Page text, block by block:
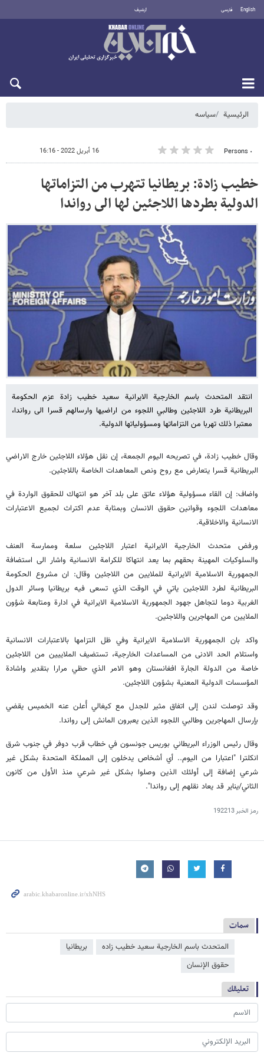
English فارسی أرشيف
الرئيسية سیاسه
٠ Persons 16 أبريل 2022 - 16:16
خطيب زادة: بريطانيا تتهرب من التزاماتها
الدولية بطردها اللاجئين لها الى رواندا
انتقد المتحدث باسم الخارجية الايرانية سعيد خطيب زادة عزم الحكومة
البريطانية طرد اللاجئين وطالبي اللجوء من اراضيها وارسالهم قسرا الى رواندا،
معتبرا ذلك تهربا من التزاماتها ومسؤولياتها الدولية.
وقال خطيب زادة، في تصريحه اليوم الجمعة، إن نقل هؤلاء اللاجئين خارج الاراضي
البريطانية قسرا يتعارض مع روح ونص المعاهدات الخاصة باللاجئين.
واضاف: إن القاء مسؤولية هؤلاء عاتق على بلد آخر هو انتهاك للحقوق الواردة في
معاهدات اللجوء وقوانين حقوق الانسان وبمثابة عدم اكتراث لجميع الاعتبارات
الانسانية والاخلاقية.
ورفض متحدث الخارجية الايرانية اعتبار اللاجئين سلعة وممارسة العنف
والسلوكيات المهينة بحقهم بما يعد انتهاكا للكرامة الانسانية واشار الى استضافة
الجمهورية الاسلامية الايرانية للملايين من اللاجئين وقال: ان مشروع الحكومة
البريطانية لطرد اللاجئين ياتي في الوقت الذي تسعى فيه بريطانيا وسائر الدول
الغربية دوما لتجاهل جهود الجمهورية الاسلامية الايرانية في ادارة ومتابعة شؤون
الملايين من المهاجرين واللاجئين.
واكد بان الجمهورية الاسلامية الايرانية وفي ظل التزامها بالاعتبارات الانسانية
واستلام الحد الادنى من المساعدات الخارجية، تستضيف الملاييين من اللاجئين
خاصة من الدولة الجارة افغانستان وهو الامر الذي حظي مرارا بتقدير واشادة
المؤسسات الدولية المعنية بشؤون اللاجئين.
وقد توصلت لندن إلى اتفاق مثير للجدل مع كيغالي أُعلن عنه الخميس يقضي
بإرسال المهاجرين وطالبي اللجوء الذين يعبرون المانش إلى رواندا.
وقال رئيس الوزراء البريطاني بوريس جونسون في خطاب قرب دوفر في جنوب شرق
انكلترا "اعتبارا من اليوم.. أي أشخاص يدخلون إلى المملكة المتحدة بشكل غير
شرعي إضافة إلى أولئك الذين وصلوا بشكل غير شرعي منذ الأول من كانون
الثاني/يناير قد يعاد نقلهم إلى رواندا".
رمز الخبر192213
سمات
المتحدث باسم الخارجية سعيد خطيب زاده
بريطانيا
حقوق الإنسان
تعليقك